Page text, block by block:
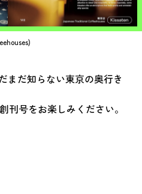
まだ知らない東京の奥行き
刊号をお楽しみください。